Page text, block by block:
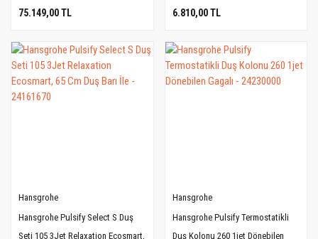
75.149,00 TL 6.810,00 TL
Hansgrohe
Hansgrohe Pulsify Select S Duş
Seti 105 3Jet Relaxation Ecosmart,
Hansgrohe
Hansgrohe Pulsify Termostatikli
Duş Kolonu 260 1jet Dönebilen